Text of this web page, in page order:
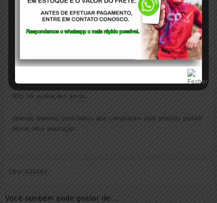
1 kg
Dimensões
20 × 22 × 20 cm
Avaliações
Não há avaliações ainda.
Apenas clientes conectados que compraram este produto podem
deixar uma avaliação.
SKU: 000480
Você também pode gostar de…